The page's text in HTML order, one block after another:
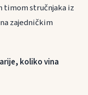
stručnjaka iz
zajedničkim
koliko vina